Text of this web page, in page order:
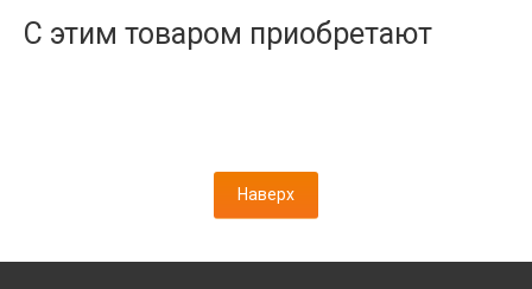
С этим товаром приобретают
Камеры
Проклейки
Наверх